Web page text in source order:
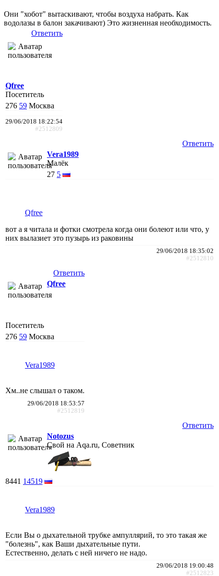
Они "хобот" вытаскивают, чтобы воздуха набрать. Как
водолазы в балон закачивают) Это жизненная необходимость.
Ответить
Qfree
Посетитель
276 59 Москва
29/06/2018 18:22:54
#2512809
Ответить
Vera1989
Малёк
27 5
Qfree
вот а я читала и фотки смотрела когда они болеют или что, у
них вылазиет это пузырь из раковины
29/06/2018 18:35:02
#2512810
Ответить
Qfree
Посетитель
276 59 Москва
Vera1989
Хм..не слышал о таком.
29/06/2018 18:53:57
#2512819
Ответить
Notozus
Свой на Aqa.ru, Советник
8441 14519
Vera1989
Если Вы о дыхательной трубке ампуллярий, то это такая же
"болезнь", как Ваши дыхательные пути.
Естественно, делать с ней ничего не надо.
29/06/2018 19:00:48
#2512823